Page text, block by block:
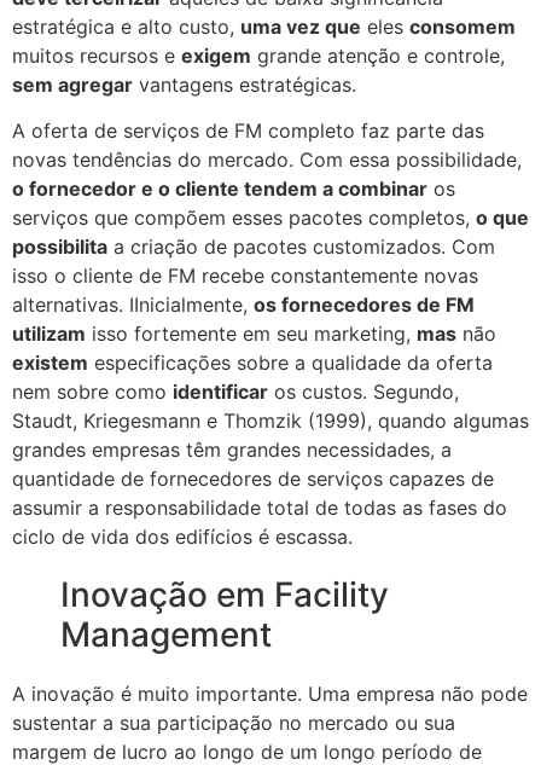
estratégica e alto custo, uma vez que eles consomem
muitos recursos e exigem grande atenção e controle,
sem agregar vantagens estratégicas.
A oferta de serviços de FM completo faz parte das
novas tendências do mercado. Com essa possibilidade,
o fornecedor e o cliente tendem a combinar os
serviços que compõem esses pacotes completos, o que
possibilita a criação de pacotes customizados. Com
isso o cliente de FM recebe constantemente novas
alternativas. IInicialmente, os fornecedores de FM
utilizam isso fortemente em seu marketing, mas não
existem especificações sobre a qualidade da oferta
nem sobre como identificar os custos. Segundo,
Staudt, Kriegesmann e Thomzik (1999), quando algumas
grandes empresas têm grandes necessidades, a
quantidade de fornecedores de serviços capazes de
assumir a responsabilidade total de todas as fases do
ciclo de vida dos edifícios é escassa.
Inovação em Facility
Management
A inovação é muito importante. Uma empresa não pode
sustentar a sua participação no mercado ou sua
margem de lucro ao longo de um longo período de